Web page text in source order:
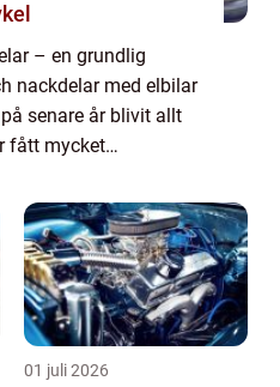
– en grundlig
nackdelar med elbilar
senare år blivit allt
fått mycket
presen...
01 juli 2026